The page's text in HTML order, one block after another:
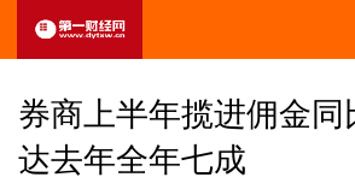
券商上半年揽进佣金同
达去年全年七成